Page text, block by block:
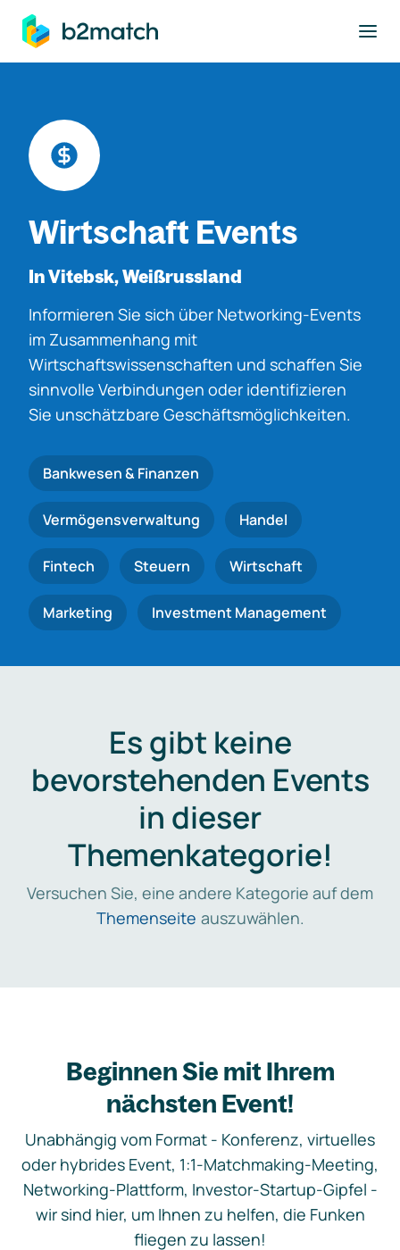
springen
Wirtschaft Events
In Vitebsk, Weißrussland
Informieren Sie sich über Networking-Events
im Zusammenhang mit
Wirtschaftswissenschaften und schaffen Sie
sinnvolle Verbindungen oder identifizieren
Sie unschätzbare Geschäftsmöglichkeiten.
Bankwesen & Finanzen
Vermögensverwaltung Handel
Fintech Steuern Wirtschaft
Marketing Investment Management
Es gibt keine
bevorstehenden Events
in dieser
Themenkategorie!
Versuchen Sie, eine andere Kategorie auf dem
Themenseite auszuwählen.
Beginnen Sie mit Ihrem
nächsten Event!
Unabhängig vom Format - Konferenz, virtuelles
oder hybrides Event, 1:1-Matchmaking-Meeting,
Networking-Plattform, Investor-Startup-Gipfel -
wir sind hier, um Ihnen zu helfen, die Funken
fliegen zu lassen!